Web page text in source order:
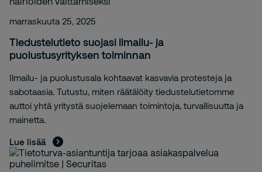
marraskuuta 25, 2025
Tiedustelutieto suojasi ilmailu- ja
puolustusyrityksen toiminnan
Ilmailu- ja puolustusala kohtaavat kasvavia protesteja ja
sabotaasia. Tutustu, miten räätälöity tiedustelutietomme
auttoi yhtä yritystä suojelemaan toimintoja, turvallisuutta ja
mainetta.
Lue lisää